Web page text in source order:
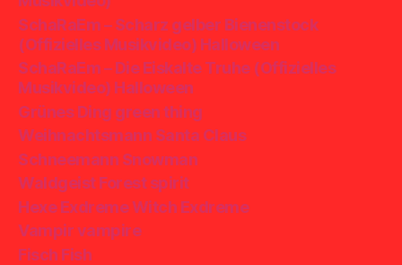
SchaRaEm – Scharz gelber Bienenstock
(Offizielles Musikvideo) Halloween
SchaRaEm – Die Eiskalte Truhe (Offizielles
Musikvideo) Halloween
Grünes Ding green thing
Weihnachtsmann Santa Claus
Schneemann Snowman
Waldgeist Forest spirit
Hexe Exdreme Witch Exdreme
Vampir vampire
Fisch Fish